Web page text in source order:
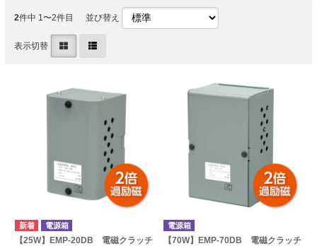
2件中 1〜2件目 並び替え
表示切替
電源箱
【25W】EMP-20DB 電磁クラッチ
電源箱
【70W】EMP-70DB 電磁クラッチ